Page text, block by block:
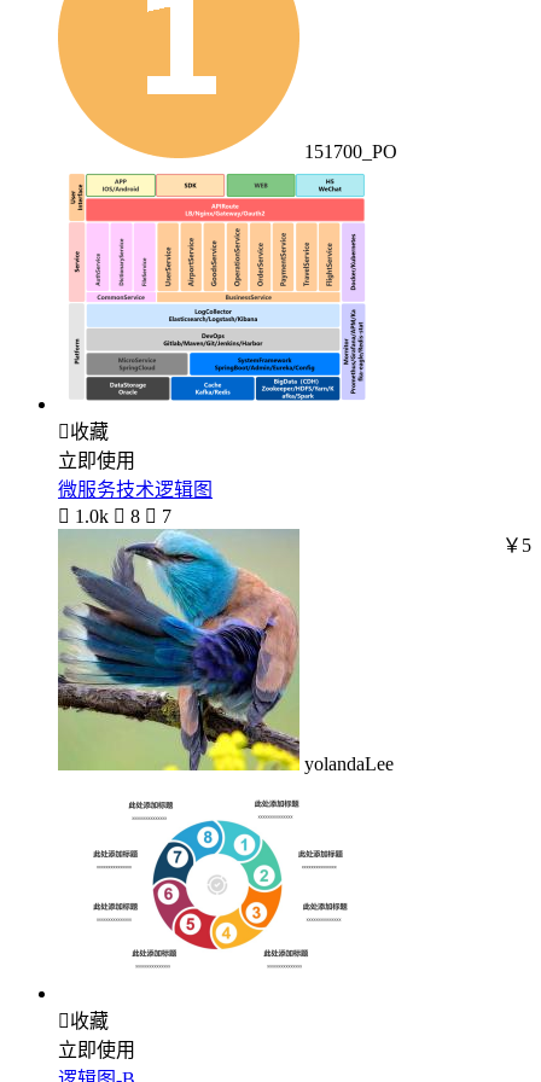
151700_PO
收藏
立即使用
微服务技术逻辑图
 1.0k  8  7
yolandaLee
￥5
收藏
立即使用